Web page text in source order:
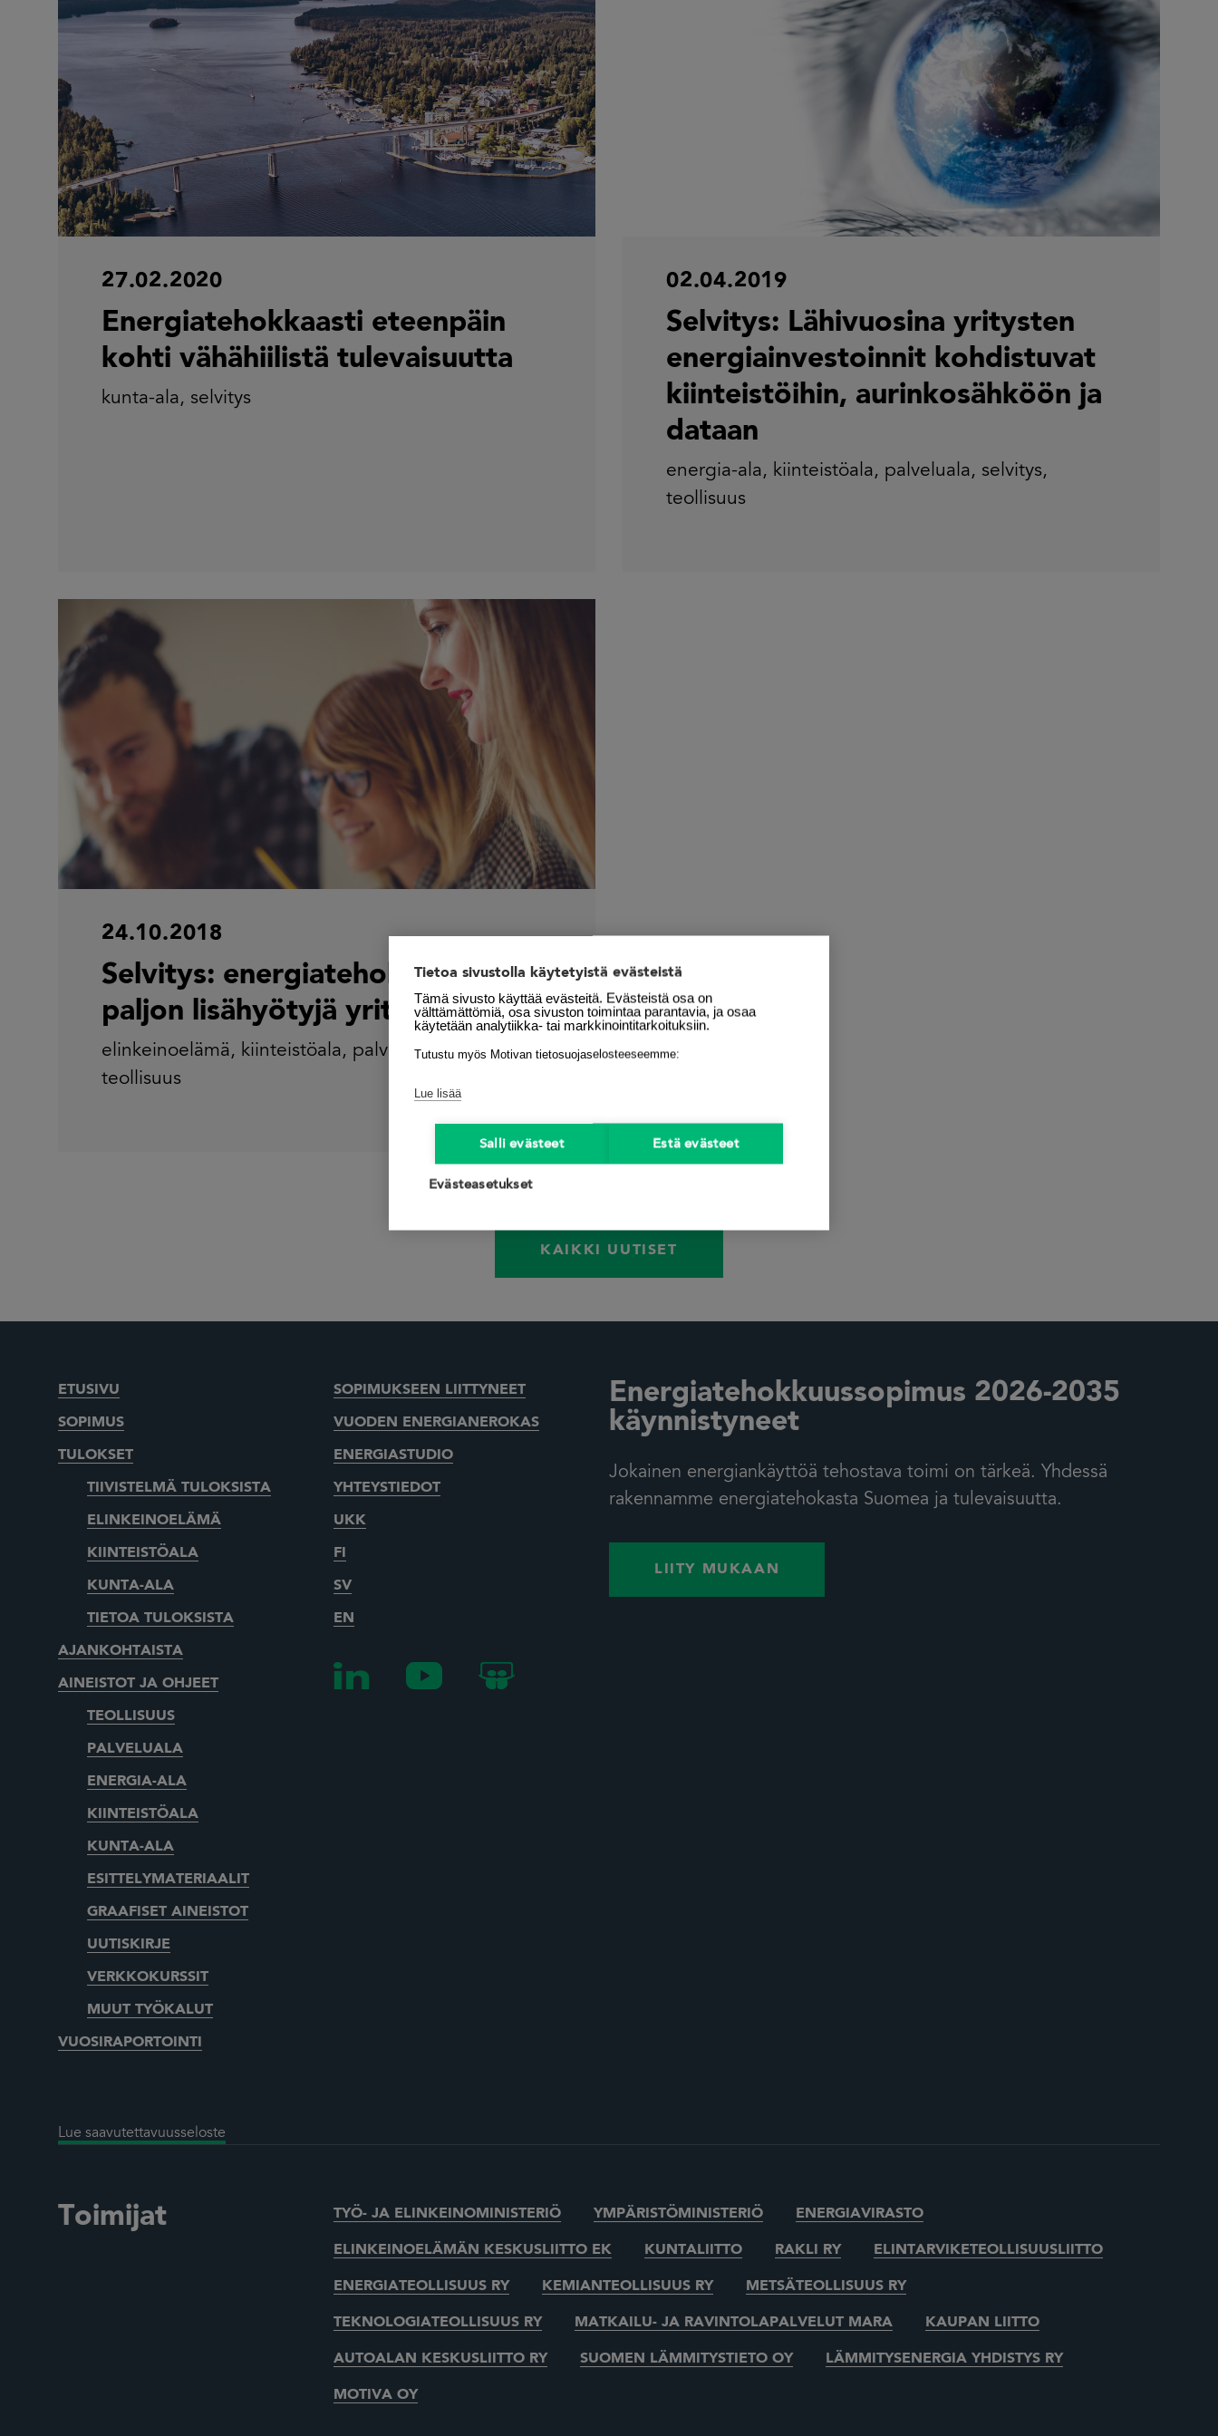
27.02.2020
Energiatehokkaasti eteenpäin
kohti vähähiilistä tulevaisuutta
kunta-ala, selvitys
02.04.2019
Selvitys: Lähivuosina yritysten
energiainvestoinnit kohdistuvat
kiinteistöihin, aurinkosähköön ja
dataan
energia-ala, kiinteistöala, palveluala, selvitys,
teollisuus
24.10.2018
Selvitys: energiatehokkuudesta
paljon lisähyötyjä yrityksille
elinkeinoelämä, kiinteistöala, palveluala,selvitys,
teollisuus
KAIKKI UUTISET
ETUSIVU
SOPIMUS
TULOKSET
TIIVISTELMÄ TULOKSISTA
ELINKEINOELÄMÄ
KIINTEISTÖALA
KUNTA-ALA
TIETOA TULOKSISTA
AJANKOHTAISTA
AINEISTOT JA OHJEET
TEOLLISUUS
PALVELUALA
ENERGIA-ALA
KIINTEISTÖALA
KUNTA-ALA
ESITTELYMATERIAALIT
GRAAFISET AINEISTOT
UUTISKIRJE
VERKKOKURSSIT
MUUT TYÖKALUT
VUOSIRAPORTOINTI
SOPIMUKSEEN LIITTYNEET
VUODEN ENERGIANEROKAS
ENERGIASTUDIO
YHTEYSTIEDOT
UKK
FI
SV
EN
Energiatehokkuussopimus 2026-2035
käynnistyneet
Jokainen energiankäyttöä tehostava toimi on tärkeä. Yhdessä
rakennamme energiatehokasta Suomea ja tulevaisuutta.
LIITY MUKAAN
Lue saavutettavuusseloste
Toimijat TYÖ- JA ELINKEINOMINISTERIÖ YMPÄRISTÖMINISTERIÖ ENERGIAVIRASTO
ELINKEINOELÄMÄN KESKUSLIITTO EK KUNTALIITTO RAKLI RY ELINTARVIKETEOLLISUUSLIITTO
ENERGIATEOLLISUUS RY KEMIANTEOLLISUUS RY METSÄTEOLLISUUS RY
TEKNOLOGIATEOLLISUUS RY MATKAILU- JA RAVINTOLAPALVELUT MARA KAUPAN LIITTO
AUTOALAN KESKUSLIITTO RY SUOMEN LÄMMITYSTIETO OY LÄMMITYSENERGIA YHDISTYS RY
MOTIVA OY
Tietoa sivustolla käytetyistä evästeistä
Tämä sivusto käyttää evästeitä. Evästeistä osa on
välttämättömiä, osa sivuston toimintaa parantavia, ja osaa
käytetään analytiikka- tai markkinointitarkoituksiin.
Tutustu myös Motivan tietosuojaselosteeseemme:
Lue lisää
Salli evästeet Estä evästeet
Evästeasetukset